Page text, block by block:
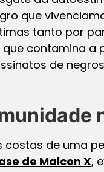
que
tanto por
contamina a
de
de uma
de Malcon X,